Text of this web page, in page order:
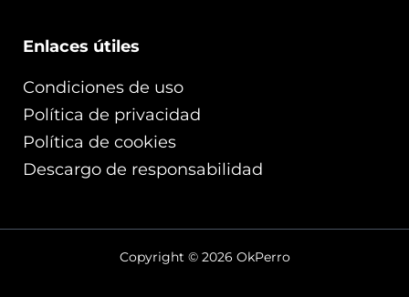
Enlaces útiles
Condiciones de uso
Política de privacidad
Política de cookies
Descargo de responsabilidad
Copyright © 2026 OkPerro